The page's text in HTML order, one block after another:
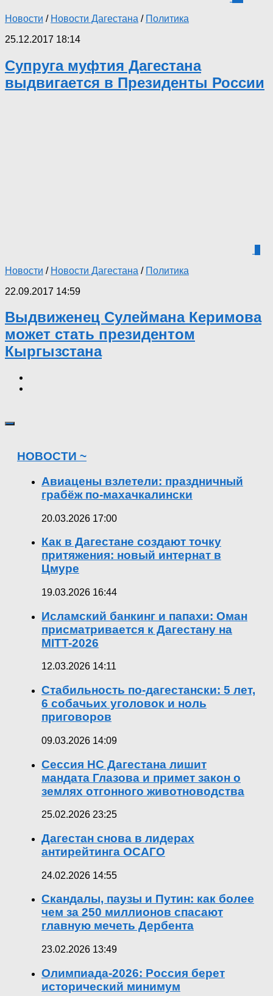
Новости / Новости Дагестана / Политика
25.12.2017 18:14
Супруга муфтия Дагестана
выдвигается в Президенты России
Новости / Новости Дагестана / Политика
22.09.2017 14:59
Выдвиженец Сулеймана Керимова
может стать президентом
Кыргызстана
НОВОСТИ ~
Авиацены взлетели: праздничный
грабёж по-махачкалински
20.03.2026 17:00
Как в Дагестане создают точку
притяжения: новый интернат в
Цмуре
19.03.2026 16:44
Исламский банкинг и папахи: Оман
присматривается к Дагестану на
MITT-2026
12.03.2026 14:11
Стабильность по-дагестански: 5 лет,
6 собачьих уголовок и ноль
приговоров
09.03.2026 14:09
Сессия НС Дагестана лишит
мандата Глазова и примет закон о
землях отгонного животноводства
25.02.2026 23:25
Дагестан снова в лидерах
антирейтинга ОСАГО
24.02.2026 14:55
Скандалы, паузы и Путин: как более
чем за 250 миллионов спасают
главную мечеть Дербента
23.02.2026 13:49
Олимпиада-2026: Россия берет
исторический минимум